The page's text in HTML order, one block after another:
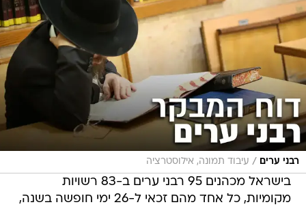
רבני ערים / עיבוד תמונה, אילוסטרציה
בישראל מכהנים 95 רבני ערים ב-83 רשויות
מקומיות, כל אחד מהם זכאי ל-26 ימי חופשה בשנה,